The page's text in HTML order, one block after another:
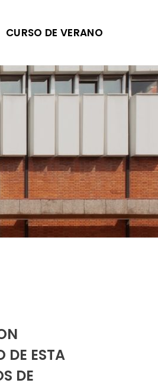
CURSO DE VERANO
DE ESTA
DE